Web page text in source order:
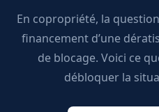
En copropriété, la
financement d’une
de blocage. Voici ce
débloquer la